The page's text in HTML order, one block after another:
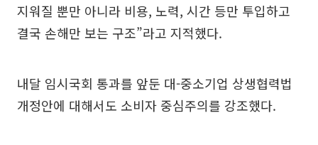
지워질 뿐만 아니라 비용, 노력, 시간 등만 투입하고
결국 손해만 보는 구조”라고 지적했다.
내달 임시국회 통과를 앞둔 대-중소기업 상생협력법
개정안에 대해서도 소비자 중심주의를 강조했다.